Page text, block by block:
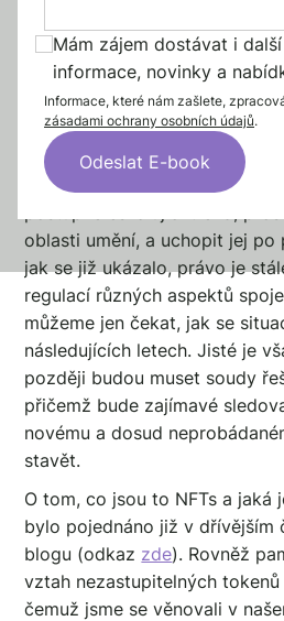
Mám zájem dostávat i
informace, novinky a
Informace, které nám zašlete,
zásadami ochrany osobních údajů.
Zkratka tří písmen – NFT
nezastupitelný token), se
ve spojení se světem financí a
právo se snaží pomalu
oblasti umění, a uchopit jej po
jak se již ukázalo, právo je
regulací různých aspektů
můžeme jen čekat, jak se
následujících letech. Jisté je
později budou muset soudy
přičemž bude zajímavé
novému a dosud
stavět.
O tom, co jsou to NFTs a jaká
bylo pojednáno již v dřívějším
blogu (odkaz zde). Rovněž
vztah nezastupitelných
čemuž jsme se věnovali v